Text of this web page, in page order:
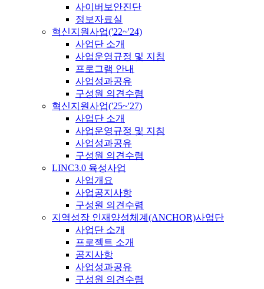
사이버보안진단
정보자료실
혁신지원사업('22~'24)
사업단 소개
사업운영규정 및 지침
프로그램 안내
사업성과공유
구성원 의견수렴
혁신지원사업('25~'27)
사업단 소개
사업운영규정 및 지침
사업성과공유
구성원 의견수렴
LINC3.0 육성사업
사업개요
사업공지사항
구성원 의견수렴
지역성장 인재양성체계(ANCHOR)사업단
사업단 소개
프로젝트 소개
공지사항
사업성과공유
구성원 의견수렴